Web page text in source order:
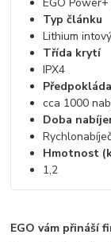
Typ článku
Lithium intový
Třída krytí
IPX4
cca 1000
Doba
Hmotnost
1,2
EGO vám přináší